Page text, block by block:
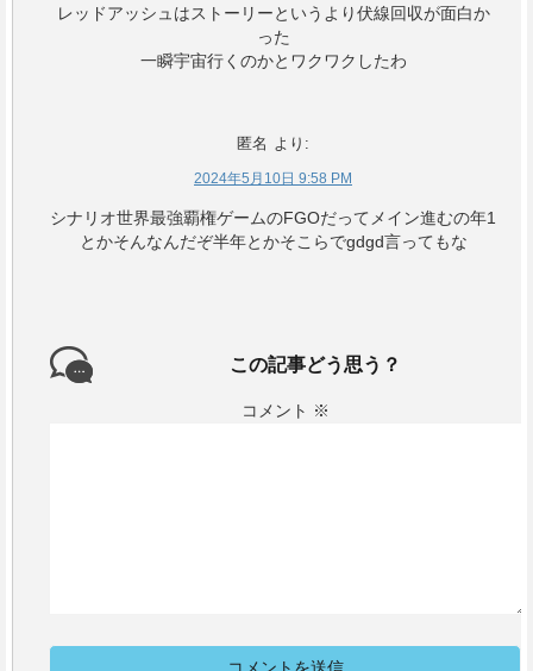
レッドアッシュはストーリーというより伏線回収が面白か
った
一瞬宇宙行くのかとワクワクしたわ
匿名 より:
2024年5月10日 9:58 PM
シナリオ世界最強覇権ゲームのFGOだってメイン進むの年1
とかそんなんだぞ半年とかそこらでgdgd言ってもな
この記事どう思う？
コメント ※